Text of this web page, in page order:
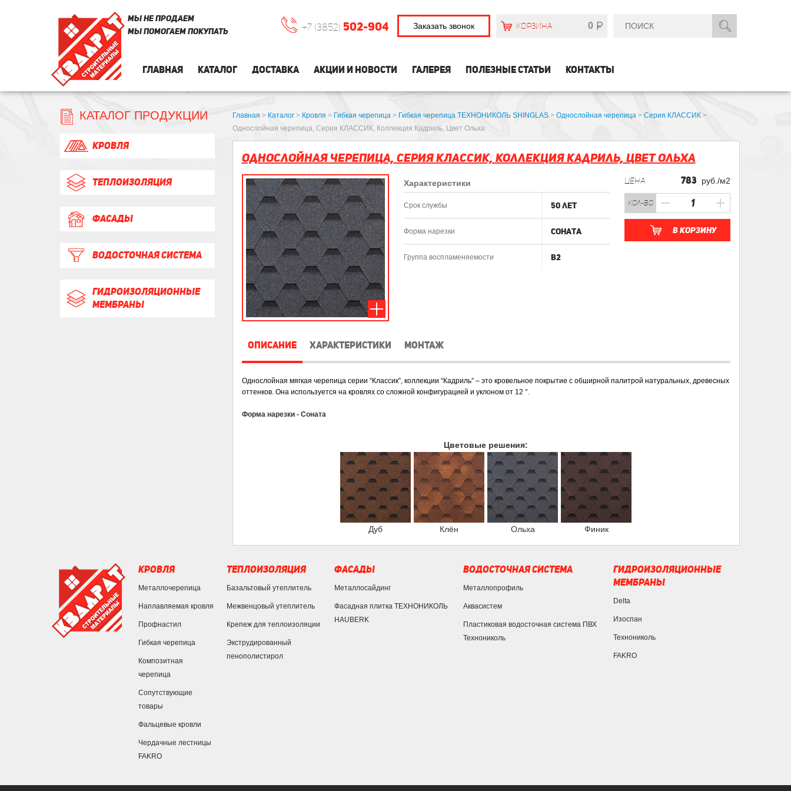
МЫ НЕ ПРОДАЕМ
МЫ ПОМОГАЕМ ПОКУПАТЬ
+7 (3852) 502-904 Заказать звонок КОРЗИНА 0
ГЛАВНАЯ КАТАЛОГ ДОСТАВКА АКЦИИ И НОВОСТИ ГАЛЕРЕЯ ПОЛЕЗНЫЕ СТАТЬИ КОНТАКТЫ
КАТАЛОГ ПРОДУКЦИИ
КРОВЛЯ
ТЕПЛОИЗОЛЯЦИЯ
ФАСАДЫ
ВОДОСТОЧНАЯ СИСТЕМА
ГИДРОИЗОЛЯЦИОННЫЕ
МЕМБРАНЫ
Главная > Каталог> Кровля > Гибкая черепица> Гибкая черепица ТЕХНОНИКОЛЬ SHINGLAS> Однослойная черепица> Серия КЛАССИК>
Однослойная черепица, Серия КЛАССИК, Коллекция Кадриль, Цвет Ольха
Однослойная черепица, Серия КЛАССИК, Коллекция Кадриль, Цвет Ольха
Характеристики
Срок службы 50 лет
Форма нарезки Соната
Группа воспламеняемости B2
ЦЕНА 783 руб./м2
кол-во
В корзину
ОПИСАНИЕ ХАРАКТЕРИСТИКИ МОНТАЖ
Однослойная мягкая черепица серии “Классик”, коллекции “Кадриль” – это кровельное покрытие с обширной палитрой натуральных, древесных
оттенков. Она используется на кровлях со сложной конфигурацией и уклоном от 12 °.
Форма нарезки - Соната
Цветовые решения:
Дуб Клён Ольха Финик
КРОВЛЯ
Металлочерепица
Наплавляемая кровля
Профнастил
Гибкая черепица
Композитная
черепица
Сопутствующие
товары
Фальцевые кровли
Чердачные лестницы
FAKRO
ТЕПЛОИЗОЛЯЦИЯ
Базальтовый утеплитель
Межвенцовый утеплитель
Крепеж для теплоизоляции
Экструдированный
пенополистирол
ФАСАДЫ
Металлосайдинг
Фасадная плитка ТЕХНОНИКОЛЬ
HAUBERK
ВОДОСТОЧНАЯ СИСТЕМА
Металлопрофиль
Аквасистем
Пластиковая водосточная система ПВХ
Технониколь
ГИДРОИЗОЛЯЦИОННЫЕ
МЕМБРАНЫ
Delta
Изоспан
Технониколь
FAKRO